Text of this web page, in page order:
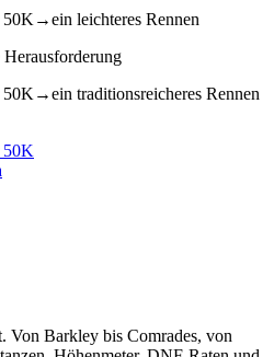
50K →ein leichteres Rennen
Herausforderung
50K →ein traditionsreicheres Rennen
50K
Von Barkley bis Comrades, von